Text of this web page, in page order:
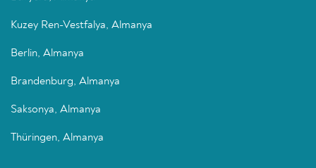
Kuzey Ren-Vestfalya, Almanya
Berlin, Almanya
Brandenburg, Almanya
Saksonya, Almanya
Thüringen, Almanya